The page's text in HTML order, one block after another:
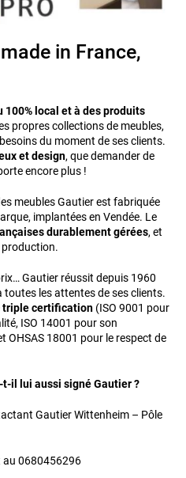
in France,
100% local et à des produits
propres collections de meubles,
du moment de ses clients.
et design, que demander de
encore plus !
meubles Gautier est fabriquée
implantées en Vendée. Le
durablement gérées, et
production.
Gautier réussit depuis 1960
les attentes de ses clients.
triple certification (ISO 9001 pour
ISO 14001 pour son
OHSAS 18001 pour le respect de
il lui aussi signé Gautier ?
Gautier Wittenheim – Pôle
au 0680456296